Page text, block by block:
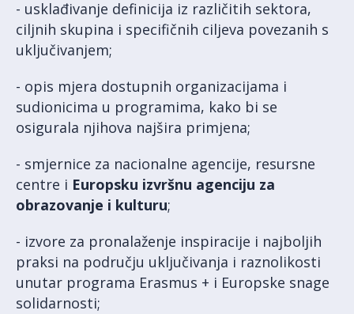
- usklađivanje definicija iz različitih sektora,
ciljnih skupina i specifičnih ciljeva povezanih s
uključivanjem;
- opis mjera dostupnih organizacijama i
sudionicima u programima, kako bi se
osigurala njihova najšira primjena;
- smjernice za nacionalne agencije, resursne
centre i Europsku izvršnu agenciju za
obrazovanje i kulturu;
- izvore za pronalaženje inspiracije i najboljih
praksi na području uključivanja i raznolikosti
unutar programa Erasmus + i Europske snage
solidarnosti;